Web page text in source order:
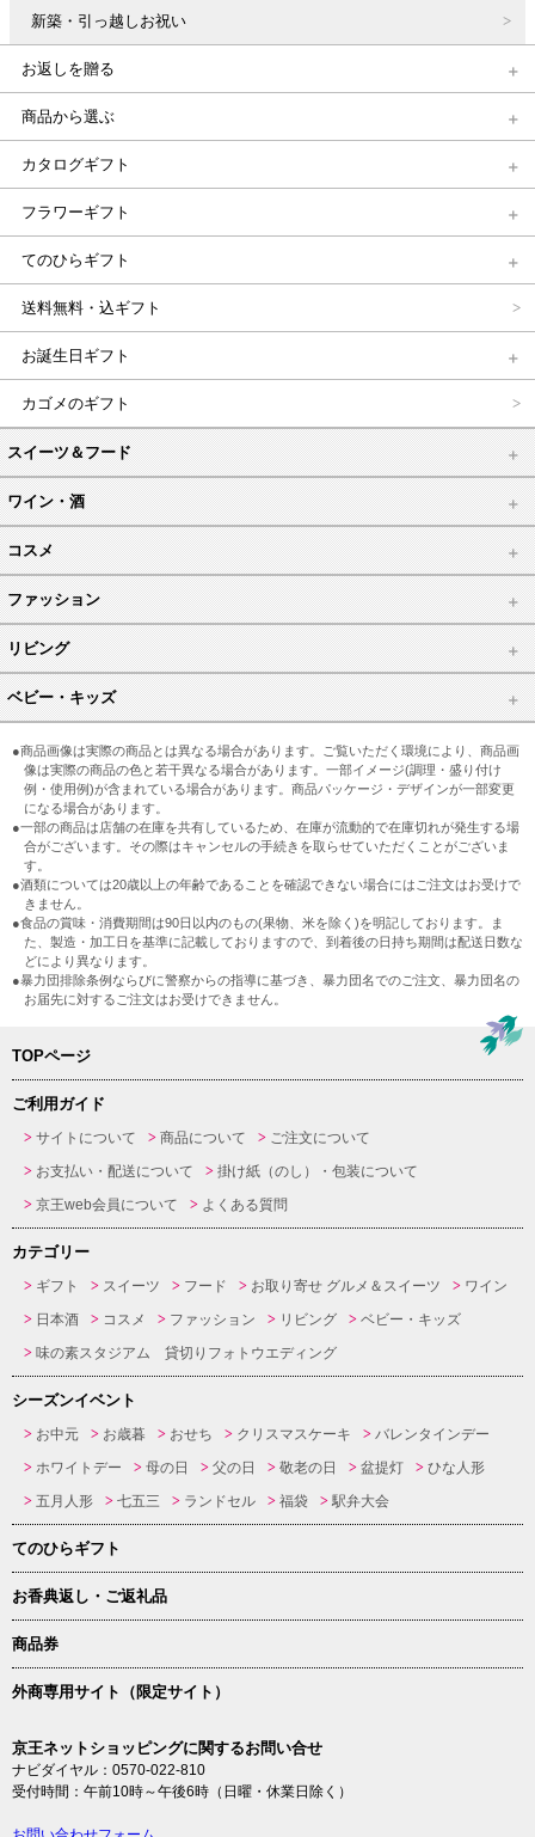
新築・引っ越しお祝い
お返しを贈る
商品から選ぶ
カタログギフト
フラワーギフト
てのひらギフト
送料無料・込ギフト
お誕生日ギフト
カゴメのギフト
スイーツ＆フード
ワイン・酒
コスメ
ファッション
リビング
ベビー・キッズ
●商品画像は実際の商品とは異なる場合があります。ご覧いただく環境により、商品画
像は実際の商品の色と若干異なる場合があります。一部イメージ(調理・盛り付け
例・使用例)が含まれている場合があります。商品パッケージ・デザインが一部変更
になる場合があります。
●一部の商品は店舗の在庫を共有しているため、在庫が流動的で在庫切れが発生する場
合がございます。その際はキャンセルの手続きを取らせていただくことがございま
す。
●酒類については20歳以上の年齢であることを確認できない場合にはご注文はお受けで
きません。
●食品の賞味・消費期間は90日以内のもの(果物、米を除く)を明記しております。ま
た、製造・加工日を基準に記載しておりますので、到着後の日持ち期間は配送日数な
どにより異なります。
●暴力団排除条例ならびに警察からの指導に基づき、暴力団名でのご注文、暴力団名の
お届先に対するご注文はお受けできません。
TOPページ
ご利用ガイド
サイトについて 商品について
ご注文について
お支払い・配送について
掛け紙（のし）・包装について
京王web会員について
よくある質問
カテゴリー
ギフト スイーツ フード お取り寄せ グルメ＆スイーツ
ワイン
日本酒
コスメ ファッション リビング
ベビー・キッズ
味の素スタジアム 貸切りフォトウエディング
シーズンイベント
お中元 お歳暮 おせち クリスマスケーキ
バレンタインデー
ホワイトデー
母の日 父の日 敬老の日 盆提灯
ひな人形
五月人形
七五三 ランドセル 福袋 駅弁大会
てのひらギフト
お香典返し・ご返礼品
商品券
外商専用サイト（限定サイト）
京王ネットショッピングに関するお問い合せ
ナビダイヤル：0570-022-810
受付時間：午前10時～午後6時（日曜・休業日除く）